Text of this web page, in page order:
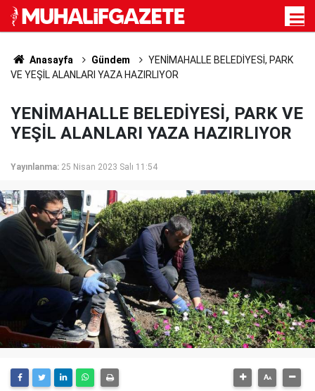
Anasayfa Gündem
YENİMAHALLE BELEDİYESİ, PARK
VE YEŞİL ALANLARI YAZA HAZIRLIYOR
YENİMAHALLE BELEDİYESİ, PARK VE
YEŞİL ALANLARI YAZA HAZIRLIYOR
Yayınlanma: 25 Nisan 2023 Salı 11:54